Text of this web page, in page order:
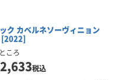
％）で10か月熟成しています。
ます。アルコール度数14.2％。
樽で10か月熟成しブレンドして
ヴァレリアーノ・ジャクージの
レモン、キウイなどのフレーバ
は長く、果実の旨みが心地よく
穫されたソーヴィニヨン・ブラ
ク カベルネソーヴィニョン
[2022]
ころ
2,633税込